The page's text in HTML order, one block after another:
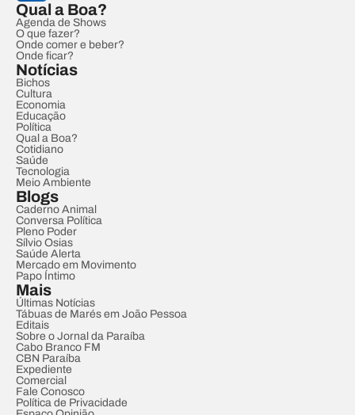
Qual a Boa?
Agenda de Shows
O que fazer?
Onde comer e beber?
Onde ficar?
Notícias
Bichos
Cultura
Economia
Educação
Política
Qual a Boa?
Cotidiano
Saúde
Tecnologia
Meio Ambiente
Blogs
Caderno Animal
Conversa Política
Pleno Poder
Sílvio Osias
Saúde Alerta
Mercado em Movimento
Papo Íntimo
Mais
Últimas Notícias
Tábuas de Marés em João Pessoa
Editais
Sobre o Jornal da Paraíba
Cabo Branco FM
CBN Paraíba
Expediente
Comercial
Fale Conosco
Política de Privacidade